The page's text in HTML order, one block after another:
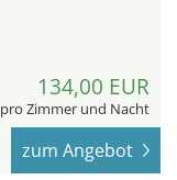
134,00 EUR
pro Zimmer und Nacht
zum Angebot